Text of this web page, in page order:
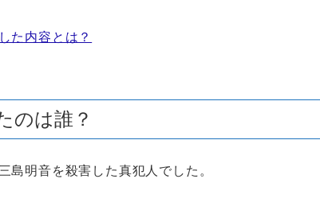
た内容とは？
のは誰？
島明音を殺害した真犯人でした。